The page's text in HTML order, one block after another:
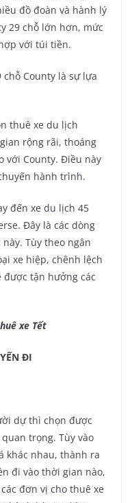
đồ đoàn và hành lý
29 chỗ lớn hơn, mức
với túi tiền.
chỗ County là sự lựa
thuê xe du lịch
rộng rãi, thoáng
với County. Điều này
hành trình.
đến xe du lịch 45
Đây là các dòng
Tùy theo ngân
xe hiệp, chênh lệch
tận hưởng các
xe Tết
ĐI
dự thì chọn được
trọng. Tùy vào
khác nhau, thành ra
đi vào thời gian nào,
đơn vị cho thuê xe